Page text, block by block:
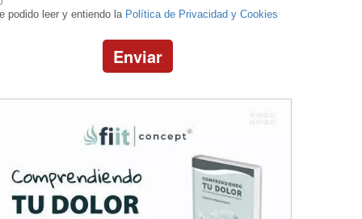
podido leer y entiendo la Política de Privacidad y Cookies
Enviar